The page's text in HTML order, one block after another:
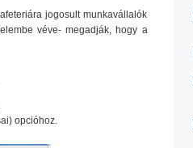
jogosult munkavállalók
véve- megadják, hogy a
opcióhoz.